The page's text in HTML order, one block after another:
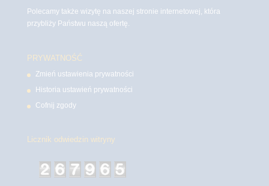
Polecamy także wizytę na naszej stronie internetowej, która
przybliży Państwu naszą ofertę.
PRYWATNOŚĆ
Zmień ustawienia prywatności
Historia ustawień prywatności
Cofnij zgody
Licznik odwiedzin witryny